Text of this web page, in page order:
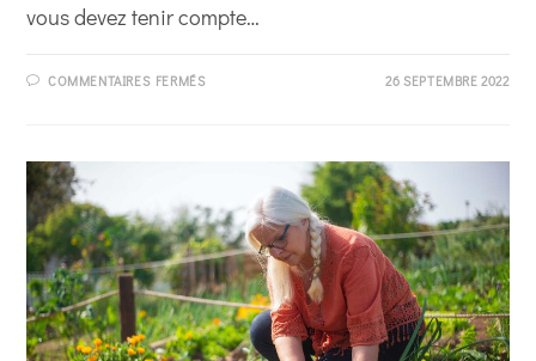
vous devez tenir compte…
COMMENTAIRES FERMÉSSUR 26 SEPTEMBRE 2022